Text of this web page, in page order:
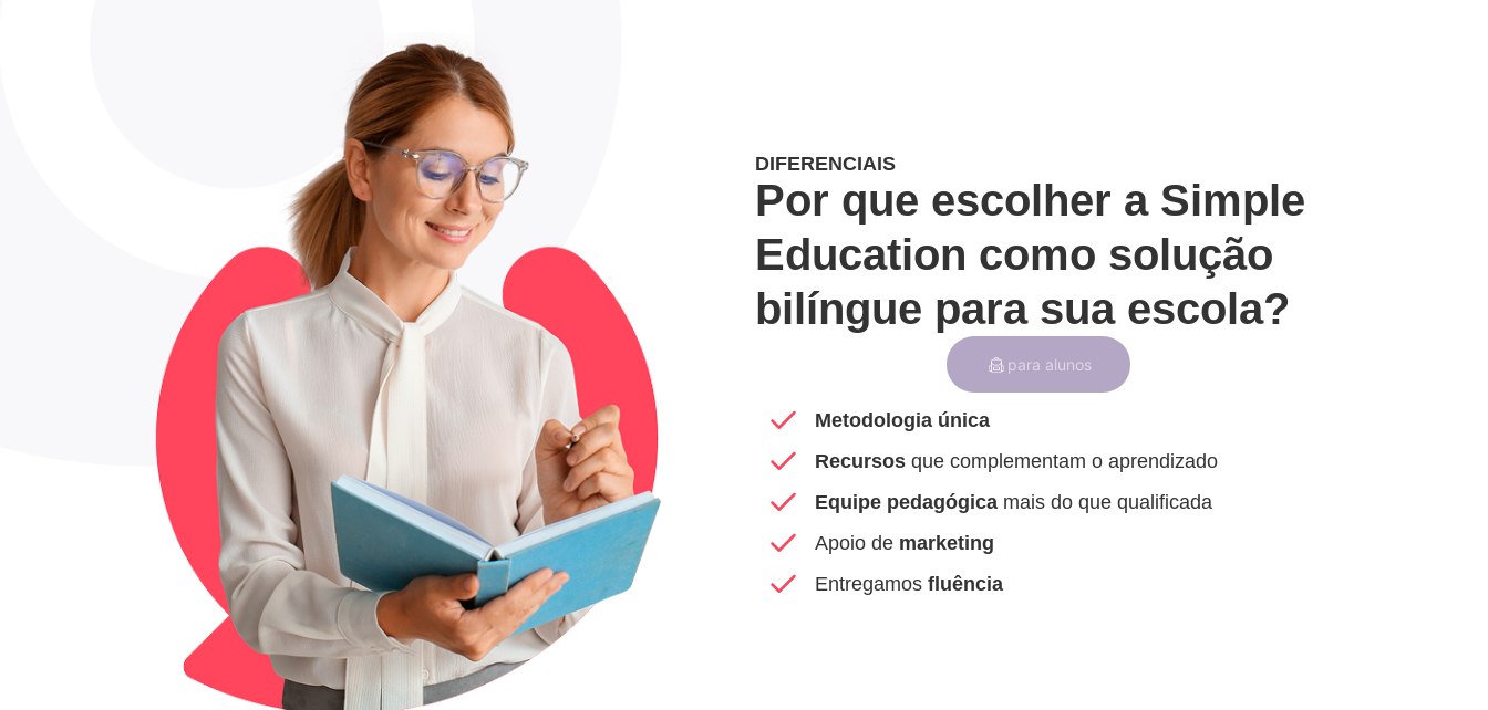
DIFERENCIAIS
Por que escolher a Simple
Education como solução
bilíngue para sua escola?
para alunos
Metodologia única
Recursos que complementam o aprendizado
Equipe pedagógicamais do que qualificada
Apoio de marketing
Entregamos fluência